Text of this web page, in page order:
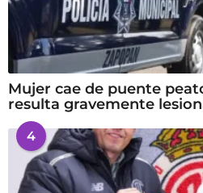
Mujer cae de puente
resulta gravemente
4